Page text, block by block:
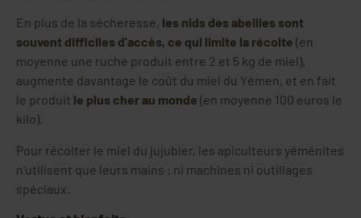
En plus de la sécheresse, les nids des abeilles sont
souvent difficiles d'accès, ce qui limite la récolte (en
moyenne une ruche produit entre 2 et 5 kg de miel),
augmente davantage le coût du miel du Yémen, et en fait
le produit le plus cher au monde (en moyenne 100 euros le
kilo).
Pour récolter le miel du jujubier, les apiculteurs yéménites
n'utilisent que leurs mains : ni machines ni outillages
spéciaux.